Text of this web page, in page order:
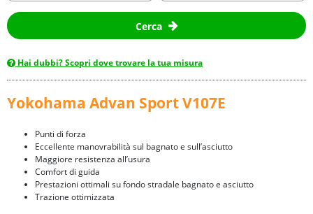
Cerca
Hai dubbi? Scopri dove trovare la tua misura
Yokohama Advan Sport V107E
Punti di forza
Eccellente manovrabilità sul bagnato e sull’asciutto
Maggiore resistenza all’usura
Comfort di guida
Prestazioni ottimali su fondo stradale bagnato e asciutto
Trazione ottimizzata